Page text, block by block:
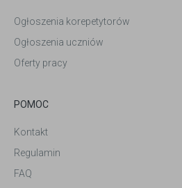
Ogłoszenia korepetytorów
Ogłoszenia uczniów
Oferty pracy
POMOC
Kontakt
Regulamin
FAQ